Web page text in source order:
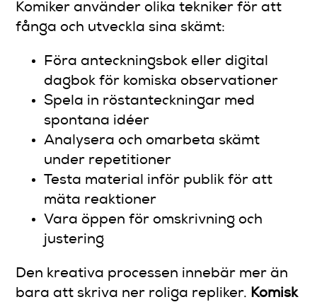
Komiker använder olika tekniker för att
fånga och utveckla sina skämt:
Föra anteckningsbok eller digital
dagbok för komiska observationer
Spela in röstanteckningar med
spontana idéer
Analysera och omarbeta skämt
under repetitioner
Testa material inför publik för att
mäta reaktioner
Vara öppen för omskrivning och
justering
Den kreativa processen innebär mer än
bara att skriva ner roliga repliker. Komisk